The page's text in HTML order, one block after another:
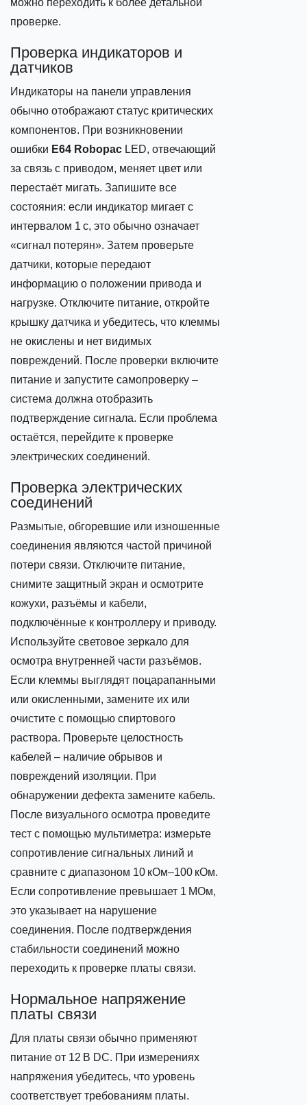
можно переходить к более детальной
проверке.
Проверка индикаторов и
датчиков
Индикаторы на панели управления
обычно отображают статус критических
компонентов. При возникновении
ошибки E64 Robopac LED, отвечающий
за связь с приводом, меняет цвет или
перестаёт мигать. Запишите все
состояния: если индикатор мигает с
интервалом 1 с, это обычно означает
«сигнал потерян». Затем проверьте
датчики, которые передают
информацию о положении привода и
нагрузке. Отключите питание, откройте
крышку датчика и убедитесь, что клеммы
не окислены и нет видимых
повреждений. После проверки включите
питание и запустите самопроверку –
система должна отобразить
подтверждение сигнала. Если проблема
остаётся, перейдите к проверке
электрических соединений.
Проверка электрических
соединений
Размытые, обгоревшие или изношенные
соединения являются частой причиной
потери связи. Отключите питание,
снимите защитный экран и осмотрите
кожухи, разъёмы и кабели,
подключённые к контроллеру и приводу.
Используйте световое зеркало для
осмотра внутренней части разъёмов.
Если клеммы выглядят поцарапанными
или окисленными, замените их или
очистите с помощью спиртового
раствора. Проверьте целостность
кабелей – наличие обрывов и
повреждений изоляции. При
обнаружении дефекта замените кабель.
После визуального осмотра проведите
тест с помощью мультиметра: измерьте
сопротивление сигнальных линий и
сравните с диапазоном 10 кОм–100 кОм.
Если сопротивление превышает 1 МОм,
это указывает на нарушение
соединения. После подтверждения
стабильности соединений можно
переходить к проверке платы связи.
Нормальное напряжение
платы связи
Для платы связи обычно применяют
питание от 12 В DC. При измерениях
напряжения убедитесь, что уровень
соответствует требованиям платы.